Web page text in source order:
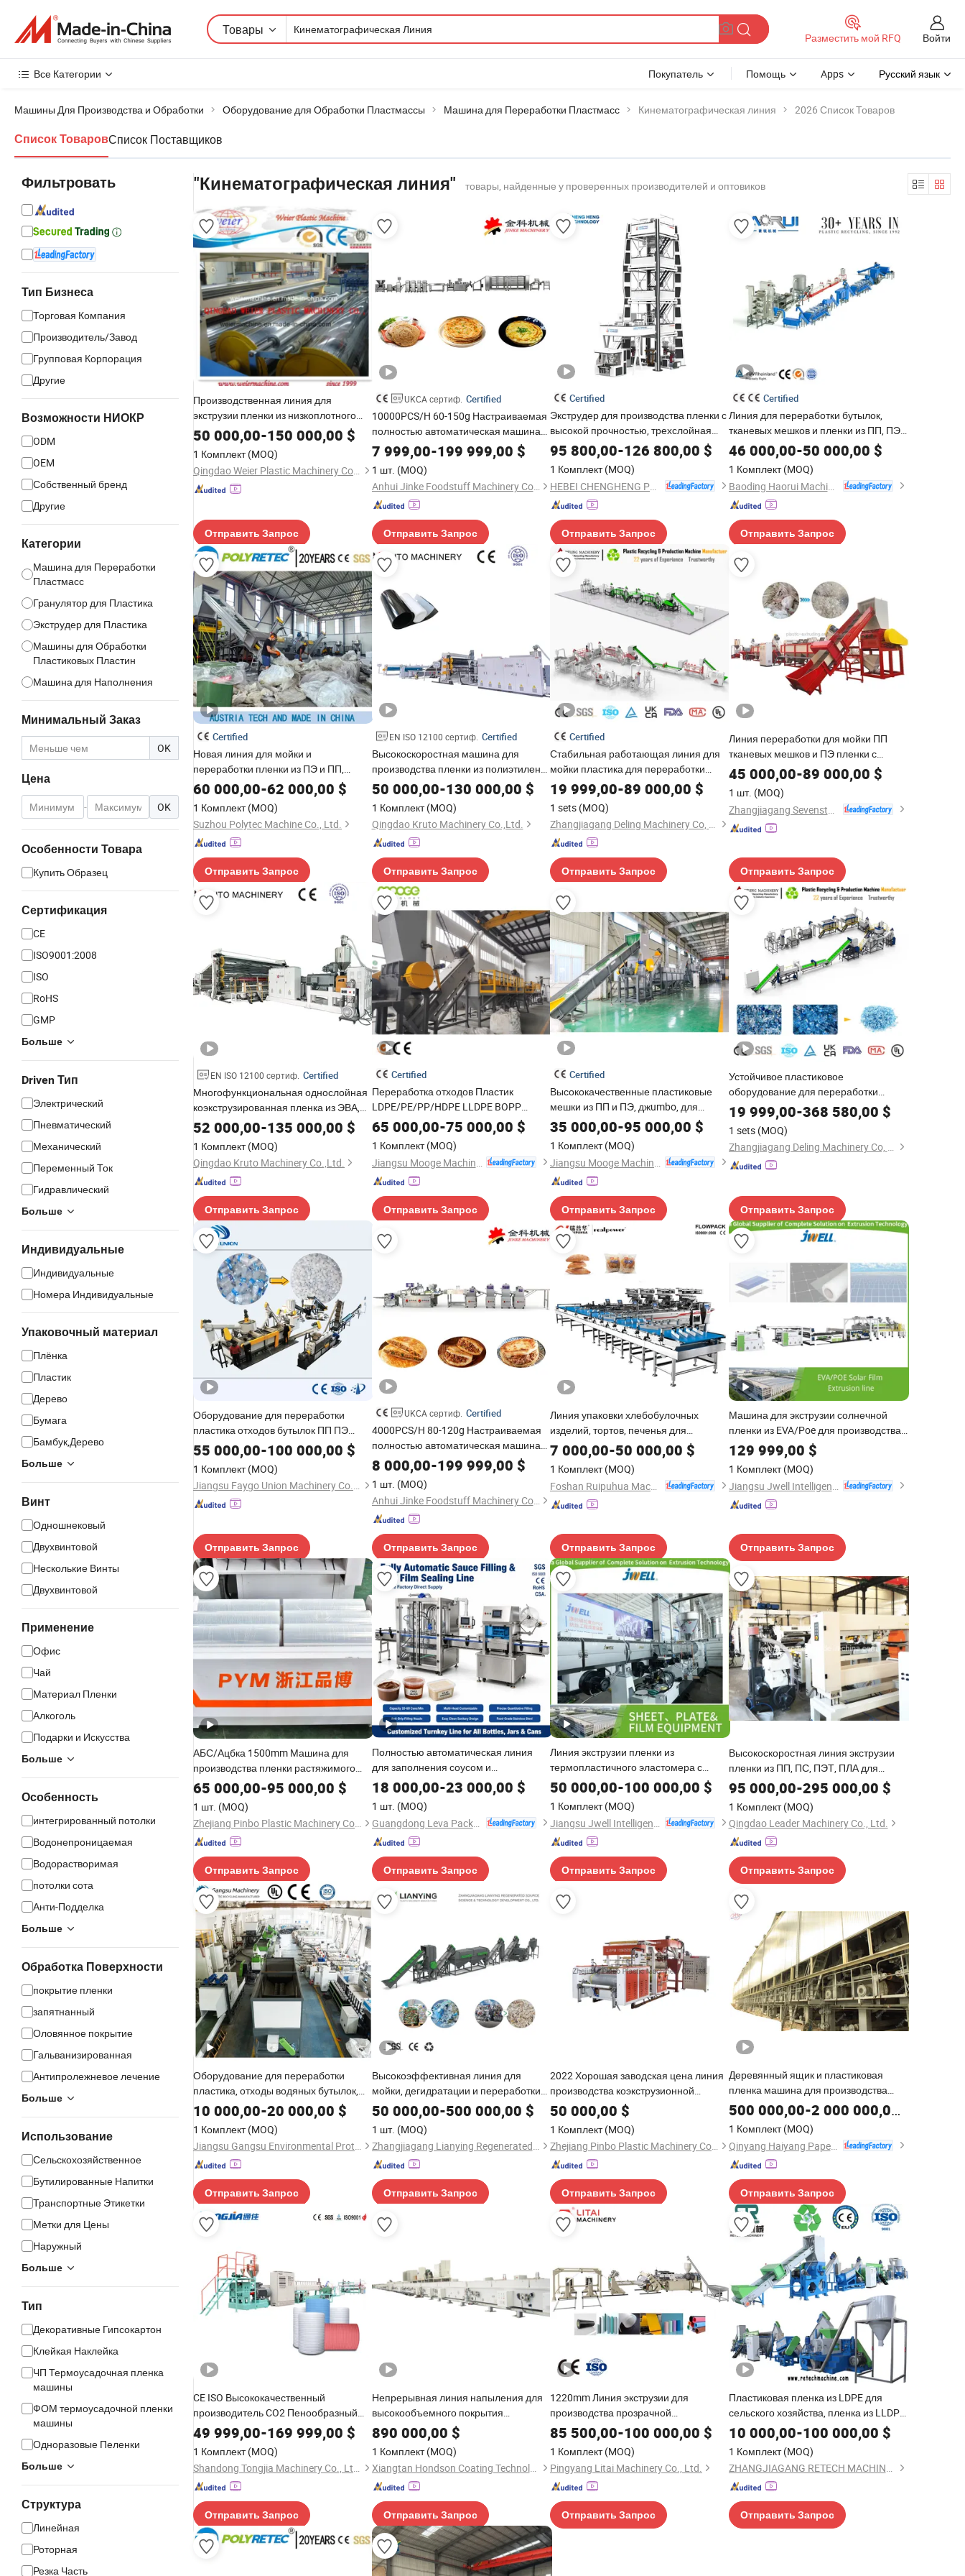
Товары
Разместить мой RFQ Войти
Все Категории Покупатель Помощь Apps Русский язык
Машины Для Производства и Обработки Оборудование для Обработки Пластмассы Машина для Переработки Пластмасс Кинематографическая линия 2026 Список Товаров
Список ТоваровСписок Поставщиков
Фильтровать
Тип Бизнеса
Торговая Компания
Производитель/Завод
Групповая Корпорация
Другие
Возможности НИОКР
ODM
OEM
Собственный бренд
Другие
Категории
Машина для Переработки
Пластмасс
Гранулятор для Пластика
Экструдер для Пластика
Машины для Обработки
Пластиковых Пластин
Машина для Наполнения
Минимальный Заказ
OK
Цена
- OK
Особенности Товара
Купить Образец
Сертификация
CE
ISO9001:2008
ISO
RoHS
GMP
Больше
Driven Тип
Электрический
Пневматический
Механический
Переменный Ток
Гидравлический
Больше
Индивидуальные
Индивидуальные
Номера Индивидуальные
Упаковочный материал
Плёнка
Пластик
Дерево
Бумага
Бамбук,Дерево
Больше
Винт
Одношнековый
Двухвинтовой
Несколькие Винты
Двухвинтовой
Применение
Офис
Чай
Материал Пленки
Алкоголь
Подарки и Искусства
Больше
Особенность
интегрированный потолки
Водонепроницаемая
Водорастворимая
потолки сота
Анти-Подделка
Больше
Обработка Поверхности
покрытие пленки
запятнанный
Оловянное покрытие
Гальванизированная
Антипролежневое лечение
Больше
Использование
Сельскохозяйственное
Бутилированные Напитки
Транспортные Этикетки
Метки для Цены
Наружный
Больше
Тип
Декоративные Гипсокартон
Клейкая Наклейка
ЧП Термоусадочная пленка
машины
ФОМ термоусадочной пленки
машины
Одноразовые Пеленки
Больше
Структура
Линейная
Роторная
Резка Часть
"Кинематографическая линия" товары, найденные у проверенных производителей и оптовиков
Производственная линия для
экструзии пленки из низкоплотного
полиэтилена
50 000,00-150 000,00 $
1 Комплект (MOQ)
Qingdao Weier Plastic Machinery Co., Ltd.
Отправить Запрос
UKCA сертиф. Certified
10000PCS/H 60-150g Настраиваемая
полностью автоматическая машина
для смешивания, нарезки, деления,
округления, листования,
ламинирования, печи, охладителя,
укладчика, упаковочной пленки, линия
производства параты
7 999,00-199 999,00 $
1 шт. (MOQ)
Anhui Jinke Foodstuff Machinery Co., Ltd.
Отправить Запрос
Certified
Экструдер для производства пленки с
высокой прочностью, трехслойная
коэкструзия пленки
95 800,00-126 800,00 $
1 Комплект (MOQ)
Отправить Запрос
Certified
Линия для переработки бутылок,
тканевых мешков и пленки из ПП, ПЭ,
ПВД и ПНД
46 000,00-50 000,00 $
1 Комплект (MOQ)
Baoding Haorui Machinery Manufacturing Co., Ltd
Отправить Запрос
Certified
Новая линия для мойки и
переработки пленки из ПЭ и ПП,
линия переработки пленки из ПП
60 000,00-62 000,00 $
1 Комплект (MOQ)
Suzhou Polytec Machine Co., Ltd.
Отправить Запрос
EN ISO 12100 сертиф. Certified
Высокоскоростная машина для
производства пленки из полиэтилена
низкой плотности, линейного
полиэтилена низкой плотности,
полиэтилена высокой плотности,
геомембраны, геотекстиля,
водонепроницаемой подложки,
агрономической пленки, тонкого
листа, экструзионная линия
50 000,00-130 000,00 $
1 Комплект (MOQ)
Qingdao Kruto Machinery Co.,Ltd.
Отправить Запрос
Certified
Стабильная работающая линия для
мойки пластика для переработки
пленки, хлопьев, чипсов, кусков,
гранул, переработки, измельчения,
сушки и гранулирования
19 999,00-89 000,00 $
1 sets (MOQ)
Zhangjiagang Deling Machinery Co, Ltd
Отправить Запрос
Линия переработки для мойки ПП
тканевых мешков и ПЭ пленки с
дробилкой
45 000,00-89 000,00 $
1 шт. (MOQ)
Отправить Запрос
EN ISO 12100 сертиф. Certified
Многофункциональная однослойная
коэкструзированная пленка из ЭВА,
ТПО, ПВХ, ПЭ, HDPE,
водонепроницаемая пленка,
геосинтетический линер,
геомембрана, линия экструзии с Т-
формой шириной 5м, 6м, 7м, 8м
52 000,00-135 000,00 $
1 Комплект (MOQ)
Qingdao Kruto Machinery Co.,Ltd.
Отправить Запрос
Certified
Переработка отходов Пластик
LDPE/PE/PP/HDPE LLDPE BOPP
Пленка Фольга Тканые мешки
Раффия линия для переработки и
мойки
65 000,00-75 000,00 $
1 Комплект (MOQ)
Отправить Запрос
Certified
Высококачественные пластиковые
мешки из ПП и ПЭ, джumbo, для
мусора, фракция ПЭТ бутылок /
барабан, паллет, дробление, мойка,
линия переработки резинок
35 000,00-95 000,00 $
1 Комплект (MOQ)
Отправить Запрос
Устойчивое пластиковое
оборудование для переработки
отходов из ПЭТ-бутылок, пленки,
волокна, бочек, ведер,
термоформовки, лома,
инжекционного литья, дробления и
сушки
19 999,00-368 580,00 $
1 sets (MOQ)
Zhangjiagang Deling Machinery Co, Ltd
Отправить Запрос
Оборудование для переработки
пластика отходов бутылок ПП ПЭ
сельскохозяйственные пленки
джumbo тканевые мешки дробилка
для бутылок машина для
измельчения линия производства
переработанных гранул
55 000,00-100 000,00 $
1 Комплект (MOQ)
Jiangsu Faygo Union Machinery Co., Ltd.
Отправить Запрос
UKCA сертиф. Certified
4000PCS/H 80-120g Настраиваемая
полностью автоматическая машина
для смешивания, нарезки, раскатки,
щеточной обработки, заполнения,
резки, расстойки, ламинирования,
упаковки пленки, линия производства
пирожков и роуцзяомо
8 000,00-199 999,00 $
1 шт. (MOQ)
Anhui Jinke Foodstuff Machinery Co., Ltd.
Отправить Запрос
Линия упаковки хлебобулочных
изделий, тортов, печенья для
швейцарских рулетов, шоколадных
батончиков, тортильи, вафель,
упаковочная машина для
пластиковой и бумажной пленки
7 000,00-50 000,00 $
1 Комплект (MOQ)
Отправить Запрос
Машина для экструзии солнечной
пленки из EVA/Poe для производства
пластиковых экструдеров
129 999,00 $
1 Комплект (MOQ)
Отправить Запрос
АБС/Ацбка 1500mm Машина для
производства пленки растяжимого
покрытия Линия производства пленки
65 000,00-95 000,00 $
1 шт. (MOQ)
Zhejiang Pinbo Plastic Machinery Co., Ltd.
Отправить Запрос
Полностью автоматическая линия
для заполнения соусом и
запечатывания рулонной пленкой,
линия для заполнения пасты и
запечатывания рулонной пленкой для
5kg пластиковых ведер 120-180
бочек/H
18 000,00-23 000,00 $
1 шт. (MOQ)
Guangdong Leva Packaging Equipment Co., Ltd.
Отправить Запрос
Линия экструзии пленки из
термопластичного эластомера с
высокой производительностью
50 000,00-100 000,00 $
1 Комплект (MOQ)
Отправить Запрос
Высокоскоростная линия экструзии
пленки из ПП, ПС, ПЭТ, ПЛА для
термоформования упаковочных
листов
95 000,00-295 000,00 $
1 Комплект (MOQ)
Qingdao Leader Machinery Co., Ltd.
Отправить Запрос
Оборудование для переработки
пластика, отходы водяных бутылок,
ПП, ПЭ, сельскохозяйственные
пленки, джumbo тканевые мешки,
дробилка для бутылок, машина для
измельчения, линия производства
переработанных гранул
10 000,00-20 000,00 $
1 Комплект (MOQ)
Jiangsu Gangsu Environmental Protection Technology Co., Ltd
Отправить Запрос
Высокоэффективная линия для
мойки, дегидратации и переработки
пленки из LDPE и мешков из
полипропилена
50 000,00-500 000,00 $
1 шт. (MOQ)
Zhangjiagang Lianying Regenerated Source Science&Technology Development Co., Ltd.
Отправить Запрос
2022 Хорошая заводская цена линия
производства коэкструзионной
растягивающей пленки для литья
пленки из ПЭ
50 000,00 $
1 Комплект (MOQ)
Zhejiang Pinbo Plastic Machinery Co., Ltd.
Отправить Запрос
Деревянный ящик и пластиковая
пленка машина для производства
гофрированной бумаги
500 000,00-2 000 000,00 $
1 Комплект (MOQ)
Qinyang Haiyang Paper Machinery Co., Ltd. Zhengzhou Branch
Отправить Запрос
CE ISO Высококачественный
производитель CO2 Пенообразный
ЭПЭ полиэтиленовый пенопластовый
лист Пластиковая экструзионная
линия производства для детского
матраса для лазания Упаковка для
фруктов Матрас
49 999,00-169 999,00 $
1 Комплект (MOQ)
Shandong Tongjia Machinery Co., Ltd.
Отправить Запрос
Непрерывная линия напыления для
высокообъемного покрытия
архитектурного, автомобильного и
солнечного стекла. Однородные,
прочные и высокопрозрачные пленки
890 000,00 $
1 Комплект (MOQ)
Xiangtan Hondson Coating Technology Co., Ltd.
Отправить Запрос
1220mm Линия экструзии для
производства прозрачной
пластиковой пленки для упаковки с
одним слоем
85 500,00-100 000,00 $
1 Комплект (MOQ)
Pingyang Litai Machinery Co., Ltd.
Отправить Запрос
Пластиковая пленка из LDPE для
сельского хозяйства, пленка из LLDPE
для растяжки, упаковочные пленки,
тканые мешки из PP, линия для
дробления, мойки и сжатия больших
мешков из PP
10 000,00-100 000,00 $
1 Комплект (MOQ)
ZHANGJIAGANG RETECH MACHINERY CO., LTD.
Отправить Запрос